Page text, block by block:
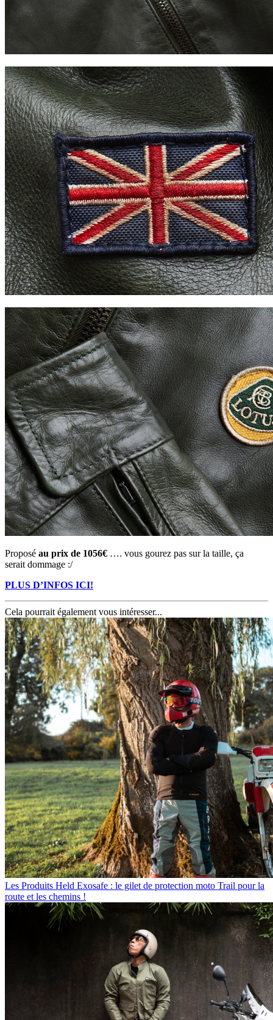
Proposé au prix de 1056€ …. vous gourez pas sur la taille, ça
serait dommage :/
PLUS D’INFOS ICI!
Cela pourrait également vous intéresser...
Les Produits Held Exosafe : le gilet de protection moto Trail pour la
route et les chemins !